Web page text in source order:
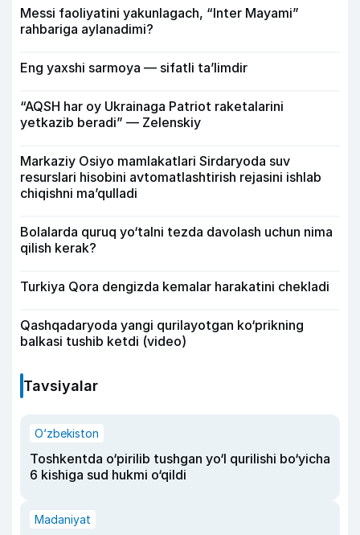
Messi faoliyatini yakunlagach, “Inter Mayami”
rahbariga aylanadimi?
Eng yaxshi sarmoya — sifatli ta’limdir
“AQSH har oy Ukrainaga Patriot raketalarini
yetkazib beradi” — Zelenskiy
Markaziy Osiyo mamlakatlari Sirdaryoda suv
resurslari hisobini avtomatlashtirish rejasini ishlab
chiqishni ma’qulladi
Bolalarda quruq yo‘talni tezda davolash uchun nima
qilish kerak?
Turkiya Qora dengizda kemalar harakatini chekladi
Qashqadaryoda yangi qurilayotgan ko‘prikning
balkasi tushib ketdi (video)
Tavsiyalar
O‘zbekiston
Toshkentda o‘pirilib tushgan yo‘l qurilishi bo‘yicha
6 kishiga sud hukmi o‘qildi
Madaniyat